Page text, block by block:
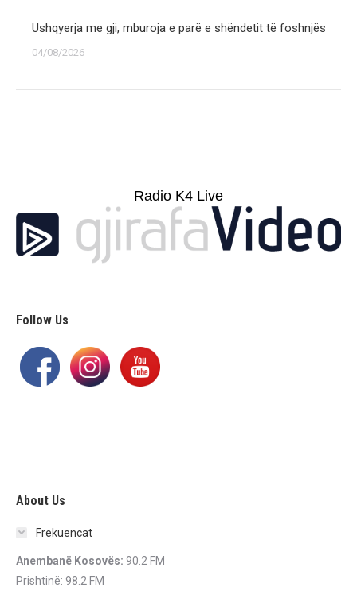
Ushqyerja me gji, mburoja e parë e shëndetit të foshnjës
04/08/2026
Radio K4 Live
Follow Us
About Us
Frekuencat
Anembanë Kosovës: 90.2 FM
Prishtinë: 98.2 FM